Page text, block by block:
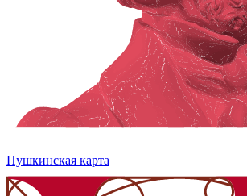
Пушкинская карта